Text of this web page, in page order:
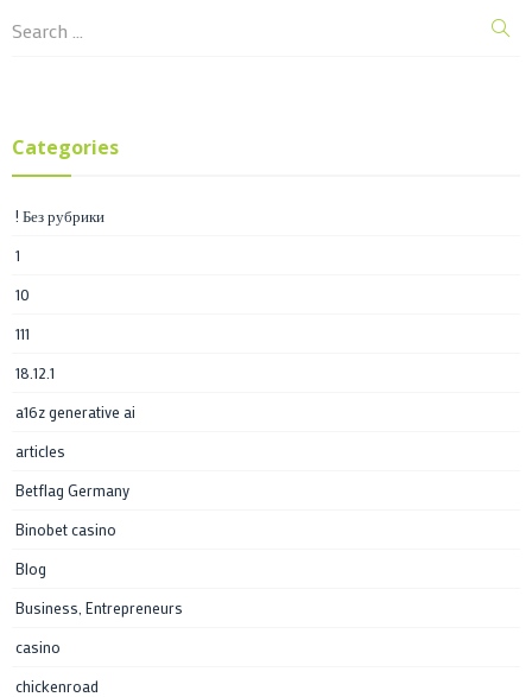
Categories
! Без рубрики
1
10
111
18.12.1
a16z generative ai
articles
Betflag Germany
Binobet casino
Blog
Business, Entrepreneurs
casino
chickenroad